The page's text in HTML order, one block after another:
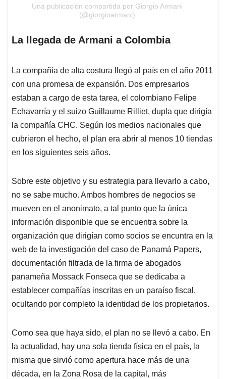
Una publicación compartida por Giorgio Armani
(@giorgioarmani)
La llegada de Armani a Colombia
La compañía de alta costura llegó al país en el año 2011
con una promesa de expansión. Dos empresarios
estaban a cargo de esta tarea, el colombiano Felipe
Echavarría y el suizo Guillaume Rilliet, dupla que dirigía
la compañía CHC. Según los medios nacionales que
cubrieron el hecho, el plan era abrir al menos 10 tiendas
en los siguientes seis años.
Sobre este objetivo y su estrategia para llevarlo a cabo,
no se sabe mucho. Ambos hombres de negocios se
mueven en el anonimato, a tal punto que la única
información disponible que se encuentra sobre la
organización que dirigían como socios se encuntra en la
web de la investigación del caso de Panamá Papers,
documentación filtrada de la firma de abogados
panameña Mossack Fonseca que se dedicaba a
establecer compañías inscritas en un paraíso fiscal,
ocultando por completo la identidad de los propietarios.
Como sea que haya sido, el plan no se llevó a cabo. En
la actualidad, hay una sola tienda física en el país, la
misma que sirvió como apertura hace más de una
década, en la Zona Rosa de la capital, más